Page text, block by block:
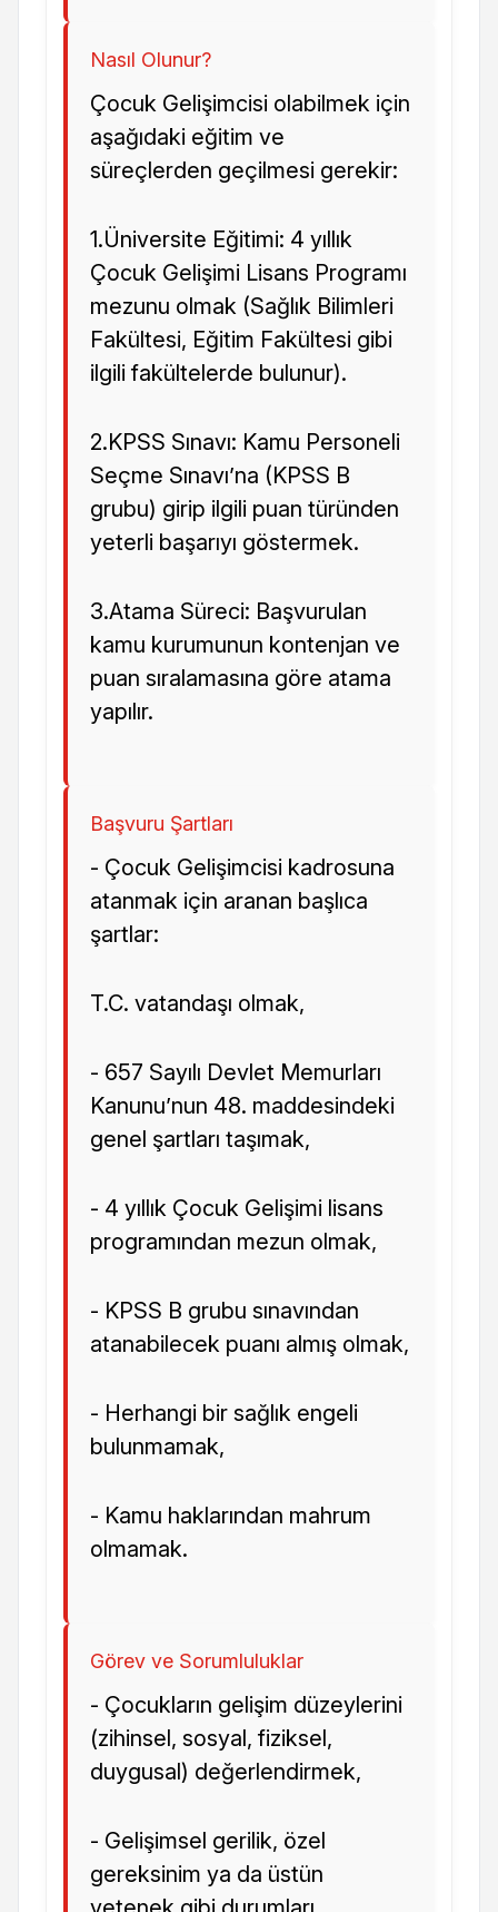
Nasıl Olunur?
Çocuk Gelişimcisi olabilmek için
aşağıdaki eğitim ve
süreçlerden geçilmesi gerekir:
1.Üniversite Eğitimi: 4 yıllık
Çocuk Gelişimi Lisans Programı
mezunu olmak (Sağlık Bilimleri
Fakültesi, Eğitim Fakültesi gibi
ilgili fakültelerde bulunur).
2.KPSS Sınavı: Kamu Personeli
Seçme Sınavı’na (KPSS B
grubu) girip ilgili puan türünden
yeterli başarıyı göstermek.
3.Atama Süreci: Başvurulan
kamu kurumunun kontenjan ve
puan sıralamasına göre atama
yapılır.
Başvuru Şartları
- Çocuk Gelişimcisi kadrosuna
atanmak için aranan başlıca
şartlar:
T.C. vatandaşı olmak,
- 657 Sayılı Devlet Memurları
Kanunu’nun 48. maddesindeki
genel şartları taşımak,
- 4 yıllık Çocuk Gelişimi lisans
programından mezun olmak,
- KPSS B grubu sınavından
atanabilecek puanı almış olmak,
- Herhangi bir sağlık engeli
bulunmamak,
- Kamu haklarından mahrum
olmamak.
Görev ve Sorumluluklar
- Çocukların gelişim düzeylerini
(zihinsel, sosyal, fiziksel,
duygusal) değerlendirmek,
- Gelişimsel gerilik, özel
gereksinim ya da üstün